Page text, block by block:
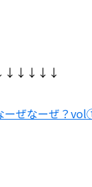
ぜなーぜ？